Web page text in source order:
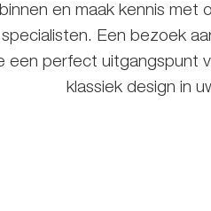
en maak kennis
Een bezoek
een perfect uitgangspunt
klassiek design in